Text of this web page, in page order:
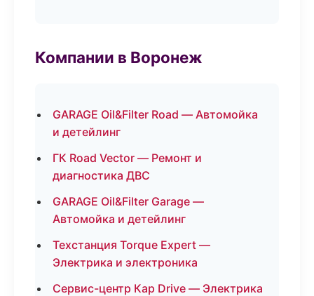
Компании в Воронеж
GARAGE Oil&Filter Road — Автомойка
и детейлинг
ГК Road Vector — Ремонт и
диагностика ДВС
GARAGE Oil&Filter Garage —
Автомойка и детейлинг
Техстанция Torque Expert —
Электрика и электроника
Сервис-центр Кар Drive — Электрика